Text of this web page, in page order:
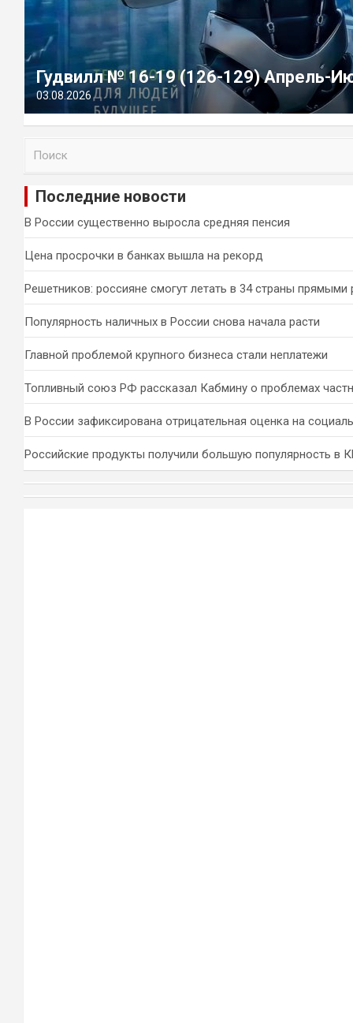
Гудвилл № 16-19 (126-129) Апрель-
03.08.2026
и
Последние новости
В России существенно выросла средняя пенсия
Цена просрочки в банках вышла на рекорд
Решетников: россияне смогут летать в 34 страны прямыми
Популярность наличных в России снова начала расти
Главной проблемой крупного бизнеса стали неплатежи
Топливный союз РФ рассказал Кабмину о проблемах
В России зафиксирована отрицательная оценка на
Российские продукты получили большую популярность в